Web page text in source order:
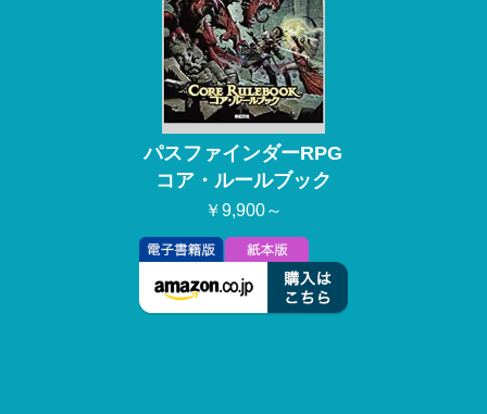
パスファインダーRPG
コア・ルールブック
￥9,900～